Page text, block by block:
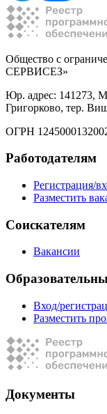
Общество с
СЕРВИСЕЗ»
Юр. адрес: 141273,
Григорково, тер.
ОГРН
Работодателям
Регистрация/
Разместить
Соискателям
Вакансии
Вход/
Разместить
Документы